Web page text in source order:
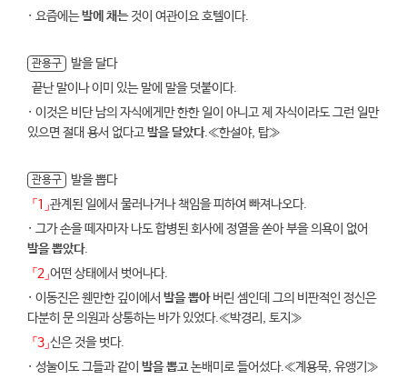
· 요즘에는발에 채는것이 여관이요 호텔이다.
관용구
발을 달다
끝난 말이나 이미 있는 말에 말을 덧붙이다.
· 이것은 비단 남의 자식에게만 한한 일이 아니고 제 자식이라도 그런 일만
있으면 절대 용서 없다고발을 달았다.≪한설야, 탑≫
관용구
발을 뽑다
「1」관계된 일에서 물러나거나 책임을 피하여 빠져나오다.
· 그가 손을 떼자마자 나도 합병된 회사에 정열을 쏟아 부을 의욕이 없어
발을 뽑았다.
「2」어떤 상태에서 벗어나다.
· 이동진은 웬만한 깊이에서 발을 뽑아버린 셈인데 그의 비판적인 정신은
다분히 문 의원과 상통하는 바가 있었다.≪박경리, 토지≫
「3」신은 것을 벗다.
· 성눌이도 그들과 같이 발을 뽑고논배미로 들어섰다.≪계용묵, 유앵기≫